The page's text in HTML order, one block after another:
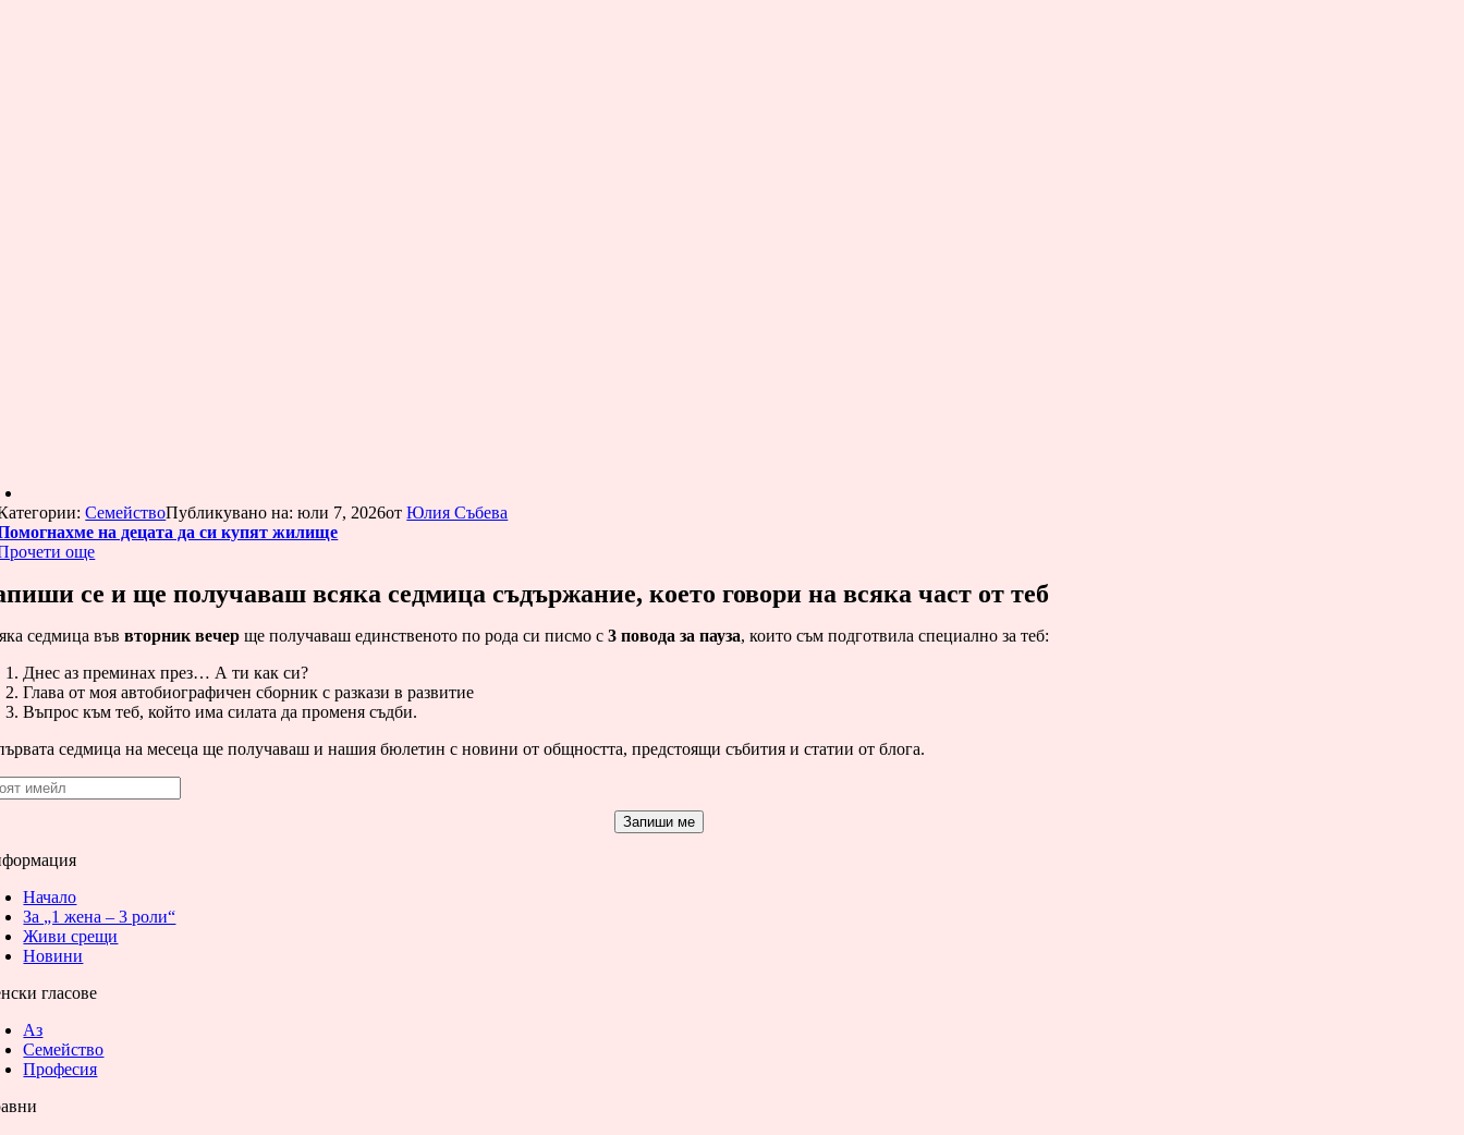
СемействоПубликувано на: юли 7, 2026отЮлия Събева
на децата да си купят жилище
още
се и ще получаваш всяка седмица съдържание, което говори навсяка част от теб
седмица въввторник вечер ще получаваш единственото по рода си писмо с3 повода за пауза, които съм подготвила специално за теб:
Днес аз преминах през… А ти как си?
Глава от моя автобиографичен сборник с разкази в развитие
Въпрос към теб, който има силата да променя съдби.
седмица на месеца ще получаваш и нашия бюлетин с новини от общността, предстоящи събития и статии от блога.
Запиши ме
Начало
За „1 жена – 3 роли“
Живи срещи
Новини
гласове
Аз
Семейство
Професия